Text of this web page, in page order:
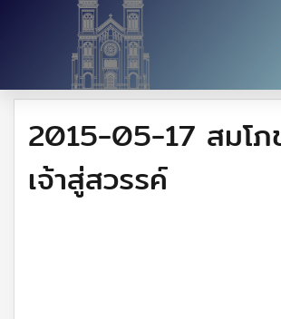
2015-05-17 สมโภ
เจ้าสู่สวรรค์